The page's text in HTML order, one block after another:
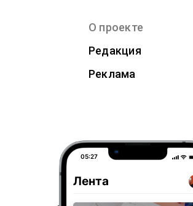
О проекте
Редакция
Реклама
05:27
Лента